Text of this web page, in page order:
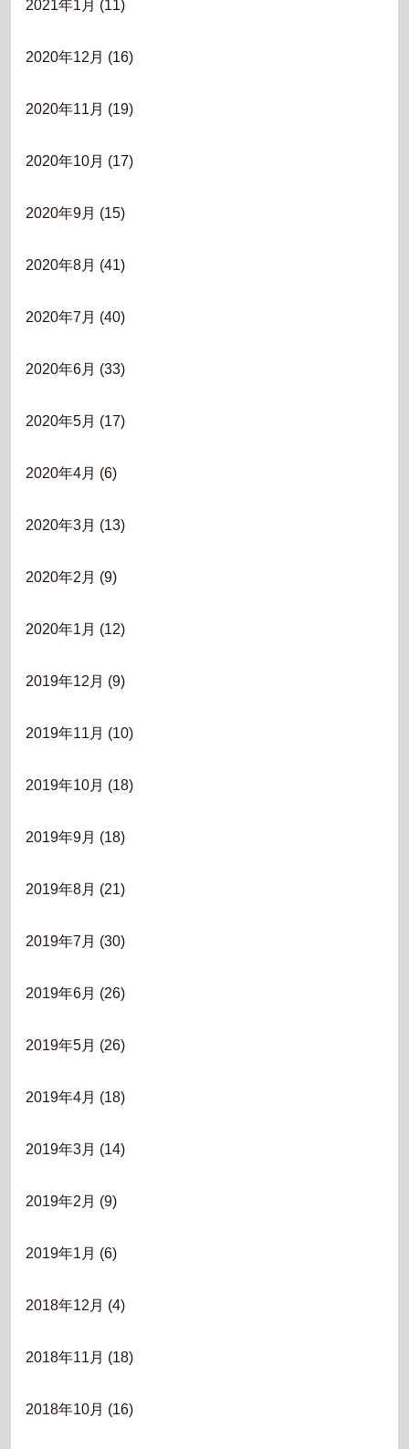
2021年1月 (11)
2020年12月 (16)
2020年11月 (19)
2020年10月 (17)
2020年9月 (15)
2020年8月 (41)
2020年7月 (40)
2020年6月 (33)
2020年5月 (17)
2020年4月 (6)
2020年3月 (13)
2020年2月 (9)
2020年1月 (12)
2019年12月 (9)
2019年11月 (10)
2019年10月 (18)
2019年9月 (18)
2019年8月 (21)
2019年7月 (30)
2019年6月 (26)
2019年5月 (26)
2019年4月 (18)
2019年3月 (14)
2019年2月 (9)
2019年1月 (6)
2018年12月 (4)
2018年11月 (18)
2018年10月 (16)